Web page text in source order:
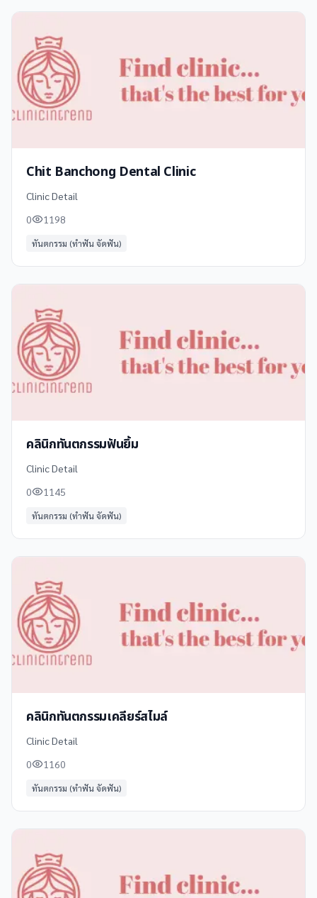
Chit Banchong Dental Clinic
Clinic Detail
0
1198
ทันตกรรม (ทำฟัน จัดฟัน)
คลินิกทันตกรรมฟันยิ้ม
Clinic Detail
0
1145
ทันตกรรม (ทำฟัน จัดฟัน)
คลินิกทันตกรรมเคลียร์สไมล์
Clinic Detail
0
1160
ทันตกรรม (ทำฟัน จัดฟัน)